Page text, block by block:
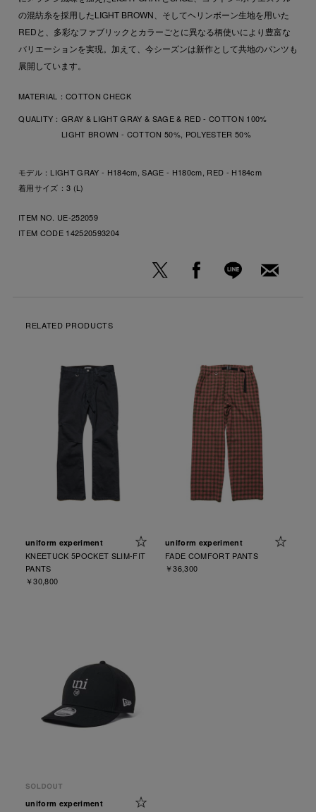
の混紡糸を採用したLIGHT BROWN、そしてヘリンボーン生地を用いた
REDと、多彩なファブリックとカラーごとに異なる柄使いにより豊富な
バリエーションを実現。加えて、今シーズンは新作として共地のパンツも
展開しています。
MATERIAL： COTTON CHECK
QUALITY： GRAY & LIGHT GRAY & SAGE & RED - COTTON 100%
LIGHT BROWN - COTTON 50%, POLYESTER 50%
モデル：LIGHT GRAY - H184cm, SAGE - H180cm, RED - H184cm
着用サイズ：3 (L)
ITEM NO. UE-252059
ITEM CODE 142520593204
RELATED PRODUCTS
uniform experiment
KNEETUCK 5POCKET SLIM-FIT
PANTS
￥30,800
uniform experiment
FADE COMFORT PANTS
￥36,300
uniform experiment